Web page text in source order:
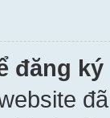
đăng